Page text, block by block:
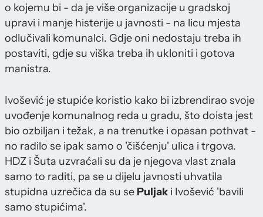
o kojemu bi - da je više organizacije u gradskoj
upravi i manje histerije u javnosti - na licu mjesta
odlučivali komunalci. Gdje oni nedostaju treba ih
postaviti, gdje su viška treba ih ukloniti i gotova
manistra.
Ivošević je stupiće koristio kako bi izbrendirao svoje
uvođenje komunalnog reda u gradu, što doista jest
bio ozbiljan i težak, a na trenutke i opasan pothvat -
no radilo se ipak samo o 'čišćenju' ulica i trgova.
HDZ i Šuta uzvraćali su da je njegova vlast znala
samo to raditi, pa se u dijelu javnosti uhvatila
stupidna uzrečica da su se Puljak i Ivošević 'bavili
samo stupićima'.